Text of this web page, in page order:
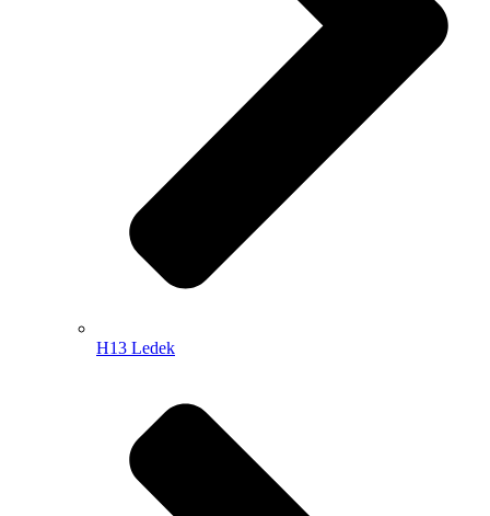
H13 Ledek